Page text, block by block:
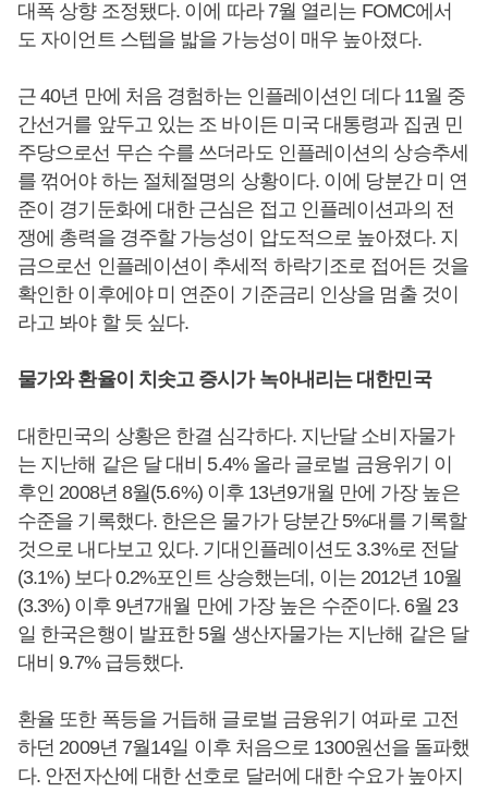
대폭 상향 조정됐다. 이에 따라 7월 열리는 FOMC에서
도 자이언트 스텝을 밟을 가능성이 매우 높아졌다.
근 40년 만에 처음 경험하는 인플레이션인 데다 11월 중
간선거를 앞두고 있는 조 바이든 미국 대통령과 집권 민
주당으로선 무슨 수를 쓰더라도 인플레이션의 상승추세
를 꺾어야 하는 절체절명의 상황이다. 이에 당분간 미 연
준이 경기둔화에 대한 근심은 접고 인플레이션과의 전
쟁에 총력을 경주할 가능성이 압도적으로 높아졌다. 지
금으로선 인플레이션이 추세적 하락기조로 접어든 것을
확인한 이후에야 미 연준이 기준금리 인상을 멈출 것이
라고 봐야 할 듯 싶다.
물가와 환율이 치솟고 증시가 녹아내리는 대한민국
대한민국의 상황은 한결 심각하다. 지난달 소비자물가
는 지난해 같은 달 대비 5.4% 올라 글로벌 금융위기 이
후인 2008년 8월(5.6%) 이후 13년9개월 만에 가장 높은
수준을 기록했다. 한은은 물가가 당분간 5%대를 기록할
것으로 내다보고 있다. 기대인플레이션도 3.3%로 전달
(3.1%) 보다 0.2%포인트 상승했는데, 이는 2012년 10월
(3.3%) 이후 9년7개월 만에 가장 높은 수준이다. 6월 23
일 한국은행이 발표한 5월 생산자물가는 지난해 같은 달
대비 9.7% 급등했다.
환율 또한 폭등을 거듭해 글로벌 금융위기 여파로 고전
하던 2009년 7월14일 이후 처음으로 1300원선을 돌파했
다. 안전자산에 대한 선호로 달러에 대한 수요가 높아지